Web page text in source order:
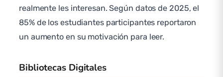
realmente les interesan. Según datos de 2025, el
85% de los estudiantes participantes reportaron
un aumento en su motivación para leer.
Bibliotecas Digitales